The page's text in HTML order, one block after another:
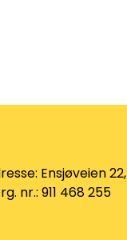
Ensjøveien 22,
nr.: 911 468 255